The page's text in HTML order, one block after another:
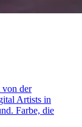
von der
Artists in
Farbe, die